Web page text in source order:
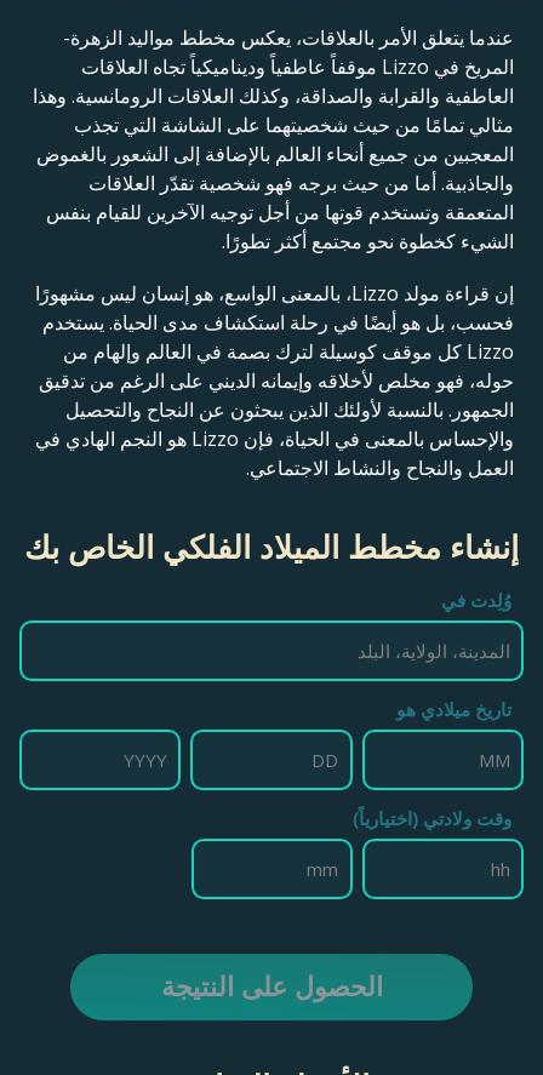
عندما يتعلق الأمر بالعلاقات، يعكس مخطط مواليد الزهرة-
المريخ في Lizzo موقفاً عاطفياً وديناميكياً تجاه العلاقات
العاطفية والقرابة والصداقة، وكذلك العلاقات الرومانسية. وهذا
مثالي تمامًا من حيث شخصيتهما على الشاشة التي تجذب
المعجبين من جميع أنحاء العالم بالإضافة إلى الشعور بالغموض
والجاذبية. أما من حيث برجه فهو شخصية تقدّر العلاقات
المتعمقة وتستخدم قوتها من أجل توجيه الآخرين للقيام بنفس
الشيء كخطوة نحو مجتمع أكثر تطورًا.
إن قراءة مولد Lizzo، بالمعنى الواسع، هو إنسان ليس مشهورًا
فحسب، بل هو أيضًا في رحلة استكشاف مدى الحياة. يستخدم
Lizzo كل موقف كوسيلة لترك بصمة في العالم وإلهام من
حوله، فهو مخلص لأخلاقه وإيمانه الديني على الرغم من تدقيق
الجمهور. بالنسبة لأولئك الذين يبحثون عن النجاح والتحصيل
والإحساس بالمعنى في الحياة، فإن Lizzo هو النجم الهادي في
العمل والنجاح والنشاط الاجتماعي.
إنشاء مخطط الميلاد الفلكي الخاص بك
وُلِدت في
تاريخ ميلادي هو
وقت ولادتي (اختيارياً)
الحصول على النتيجة